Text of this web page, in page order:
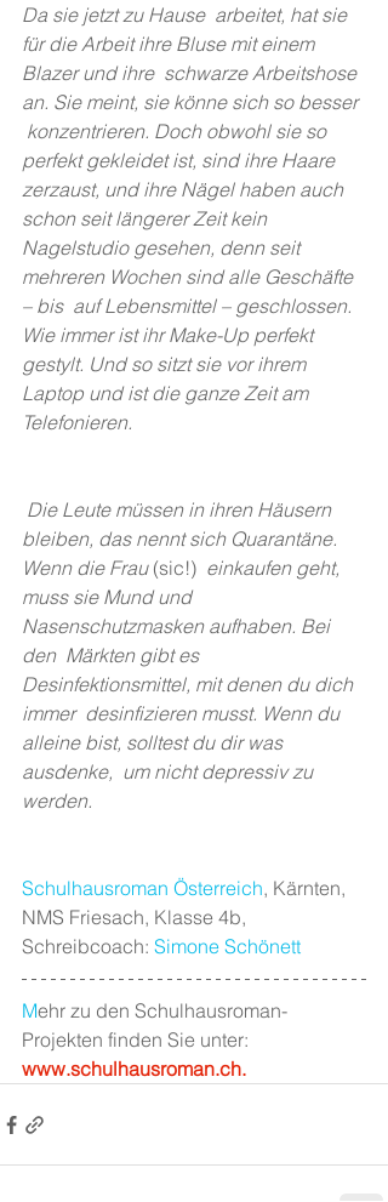
Da sie jetzt zu Hause  arbeitet, hat sie
für die Arbeit ihre Bluse mit einem
Blazer und ihre  schwarze Arbeitshose
an. Sie meint, sie könne sich so besser
konzentrieren. Doch obwohl sie so
perfekt gekleidet ist, sind ihre Haare
zerzaust, und ihre Nägel haben auch
schon seit längerer Zeit kein
Nagelstudio gesehen, denn seit
mehreren Wochen sind alle Geschäfte
– bis  auf Lebensmittel – geschlossen.
Wie immer ist ihr Make-Up perfekt
gestylt. Und so sitzt sie vor ihrem
Laptop und ist die ganze Zeit am
Telefonieren.
Die Leute müssen in ihren Häusern
bleiben, das nennt sich Quarantäne.
Wenn die Frau (sic!)
  einkaufen geht,
muss sie Mund und
Nasenschutzmasken aufhaben. Bei
den  Märkten gibt es
Desinfektionsmittel, mit denen du dich
immer  desinfizieren musst. Wenn du
alleine bist, solltest du dir was
ausdenke,  um nicht depressiv zu
werden.
Schulhausroman Österreich, Kärnten,
NMS Friesach, Klasse 4b,
Schreibcoach: Simone Schönett
Mehr zu den Schulhausroman-
Projekten finden Sie unter:
www.schulhausroman.ch.